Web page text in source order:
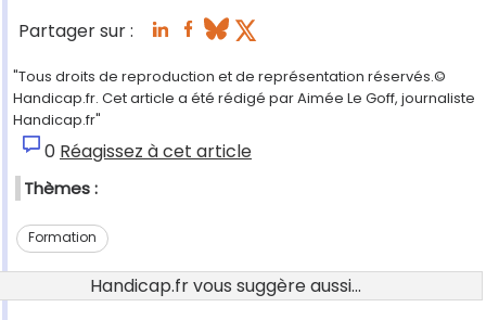
Partager sur :
"Tous droits de reproduction et de représentation réservés.©
Handicap.fr. Cet article a été rédigé par Aimée Le Goff, journaliste
Handicap.fr"
0 Réagissez à cet article
Thèmes :
Formation
Handicap.fr vous suggère aussi...